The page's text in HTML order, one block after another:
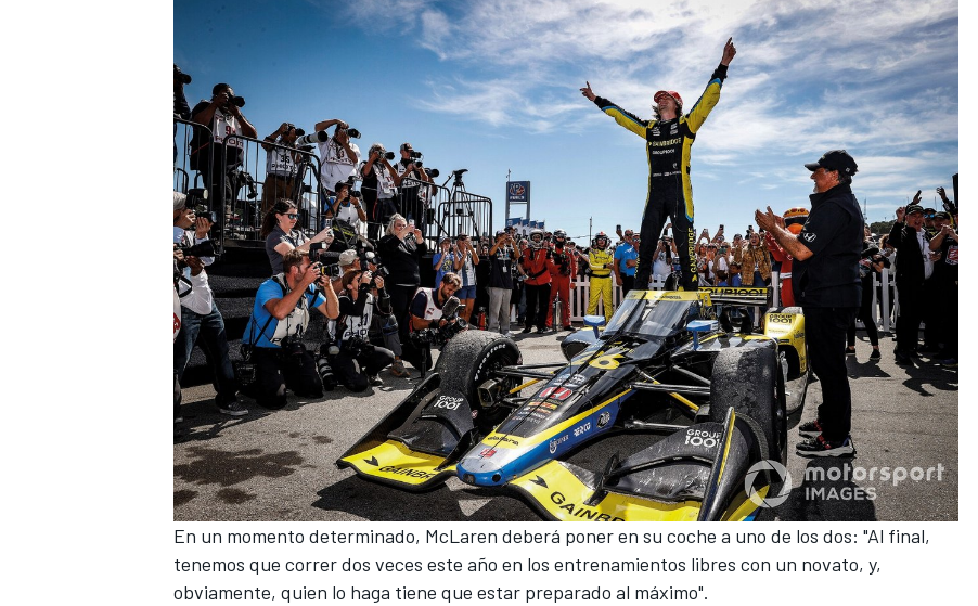
En un momento determinado, McLaren deberá poner en su coche a uno de los dos: "Al final,
tenemos que correr dos veces este año en los entrenamientos libres con un novato, y,
obviamente, quien lo haga tiene que estar preparado al máximo".